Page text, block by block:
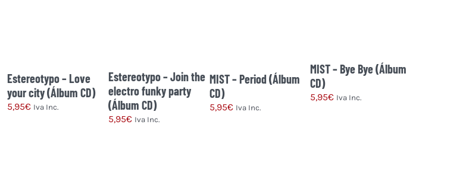
Estereotypo – Love
your city (Álbum CD)
5,95€ Iva Inc.
Estereotypo – Join the
electro funky party
(Álbum CD)
5,95€ Iva Inc.
MIST – Period (Álbum
CD)
5,95€ Iva Inc.
MIST – Bye Bye (Álbum
CD)
5,95€ Iva Inc.